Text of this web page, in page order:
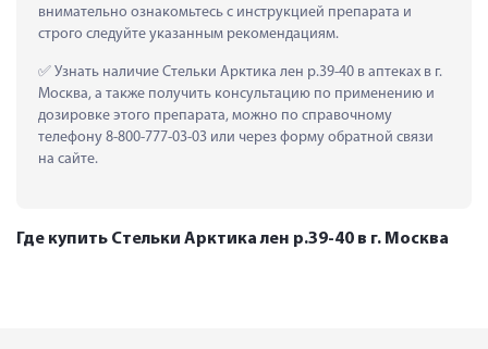
внимательно ознакомьтесь с инструкцией препарата и
строго следуйте указанным рекомендациям.
Узнать наличие Стельки Арктика лен р.39-40 в аптеках в г.
Москва, а также получить консультацию по применению и
дозировке этого препарата, можно по справочному
телефону 8-800-777-03-03 или через форму обратной связи
на сайте.
Где купить Стельки Арктика лен р.39-40 в г. Москва